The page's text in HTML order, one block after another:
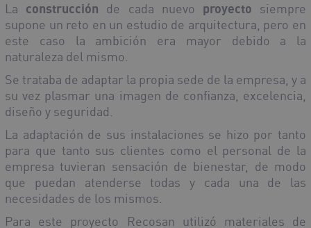
La construcción de cada nuevo proyecto siempre
supone un reto en un estudio de arquitectura, pero en
este caso la ambición era mayor debido a la
naturaleza del mismo.
Se trataba de adaptar la propia sede de la empresa, y a
su vez plasmar una imagen de confianza, excelencia,
diseño y seguridad
La adaptación de sus instalaciones se hizo por tanto
para que tanto sus clientes como el personal de la
empresa tuvieran sensación de bienestar, de modo
que puedan atenderse todas y cada una de las
necesidades de los mismos.
Para este proyecto Recosan utilizó materiales de